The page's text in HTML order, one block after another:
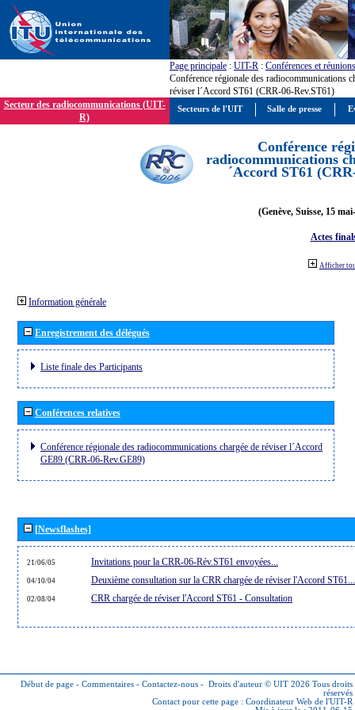
Page principale : UIT-R : Conférences et réunions
Conférence régionale des radiocommunications
réviser l´Accord ST61 (CRR-06-Rev.ST61)
Secteur des radiocommunications (UIT-
R)
Conférence
radiocommunications
´Accord ST61
(Genève, Suisse, 15
Actes
Afficher
Information générale
Enregistrement des délégués
Liste finale des Participants
Conférences relatives
Conférence régionale des radiocommunications chargée de réviser l´Accord
GE89 (CRR-06-Rev.GE89)
[Newsflashes]
21/06/05 Invitations pour la CRR-06-Rév.ST61 envoyées...
04/10/04 Deuxième consultation sur la CRR chargée de réviser l'Accord ST61...
02/08/04 CRR chargée de réviser l'Accord ST61 - Consultation
Début de page - Commentaires - Contactez-nous - Droits d'auteur © UIT 2026 Tous droits
réservés
Contact pour cette page : Coordinateur Web de l'UIT-R
Secteurs de l'UIT Salle de presse